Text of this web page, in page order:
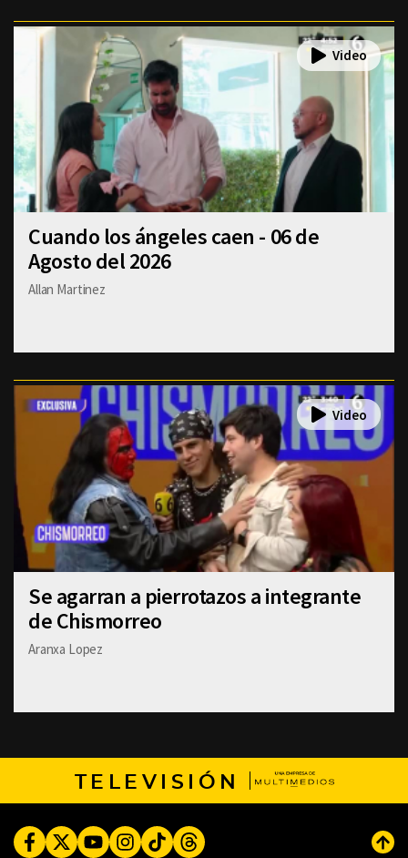
Cuando los ángeles caen - 06 de
Agosto del 2026
Allan Martinez
Se agarran a pierrotazos a integrante
de Chismorreo
Aranxa Lopez
TELEVISIÓN
FacebookTwitterYoutubeInstagram
TikTokThreads